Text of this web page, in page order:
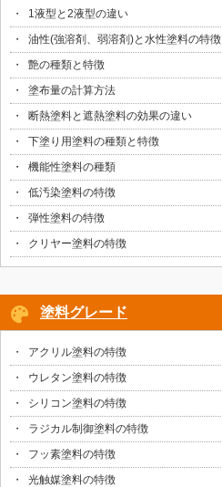
1液型と2液型の違い
油性(強溶剤、弱溶剤)と水性塗料の特徴
艶の種類と特徴
塗布量の計算方法
断熱塗料と遮熱塗料の効果の違い
下塗り用塗料の種類と特徴
機能性塗料の種類
低汚染塗料の特徴
弾性塗料の特徴
クリヤー塗料の特徴
塗料グレード
アクリル塗料の特徴
ウレタン塗料の特徴
シリコン塗料の特徴
ラジカル制御塗料の特徴
フッ素塗料の特徴
光触媒塗料の特徴